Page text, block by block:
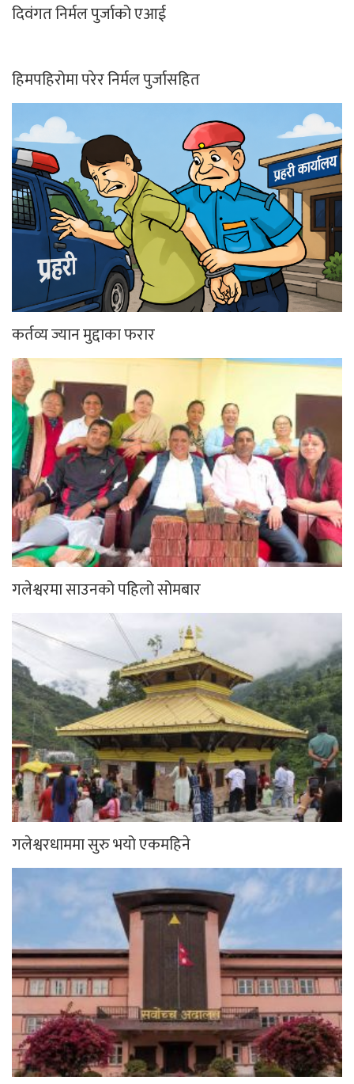
दिवंगत निर्मल पुर्जाको एआई
हिमपहिरोमा परेर निर्मल पुर्जासहित
कर्तव्य ज्यान मुद्दाका फरार
गलेश्वरमा साउनको पहिलो सोमबार
गलेश्वरधाममा सुरु भयो एकमहिने